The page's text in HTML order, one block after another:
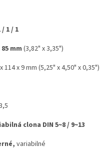
/ 1 / 1
85 mm (3,82" x 3,35")
114 x 9 mm (5,25" x 4,50" x 0,35")
clona DIN 5~8 / 9~13
variabilné